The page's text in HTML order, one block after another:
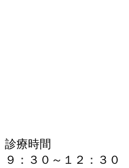
診療時間
９：３０～１２：３